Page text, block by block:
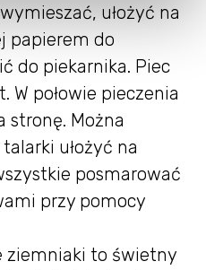
ułożyć na
papierem do
do piekarnika. Piec
W połowie pieczenia
stronę. Można
ułożyć na
posmarować
przy pomocy
ziemniaki to świetny